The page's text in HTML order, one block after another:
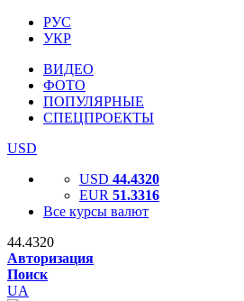
РУС
УКР
ВИДЕО
ФОТО
ПОПУЛЯРНЫЕ
СПЕЦПРОЕКТЫ
USD
USD 44.4320
EUR 51.3316
Все курсы валют
44.4320
Авторизация
Поиск
UA